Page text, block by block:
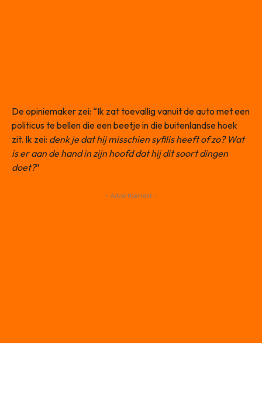
De opiniemaker zei: “Ik zat toevallig vanuit de auto met een
politicus te bellen die een beetje in die buitenlandse hoek
zit. Ik zei: denk je dat hij misschien syfilis heeft of zo? Wat
is er aan de hand in zijn hoofd dat hij dit soort dingen
doet?”
- Advertisement -